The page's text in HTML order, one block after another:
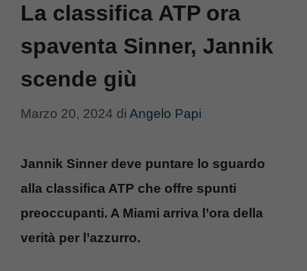
La classifica ATP ora
spaventa Sinner, Jannik
scende giù
Marzo 20, 2024 di Angelo Papi
Jannik Sinner deve puntare lo sguardo
alla classifica ATP che offre spunti
preoccupanti. A Miami arriva l’ora della
verità per l’azzurro.